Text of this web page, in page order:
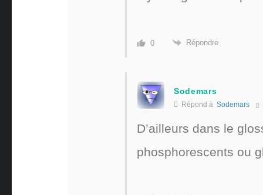
0 Répondre
Sodemars
Répond à Sodemars
D’ailleurs dans le
phosphorescents ou